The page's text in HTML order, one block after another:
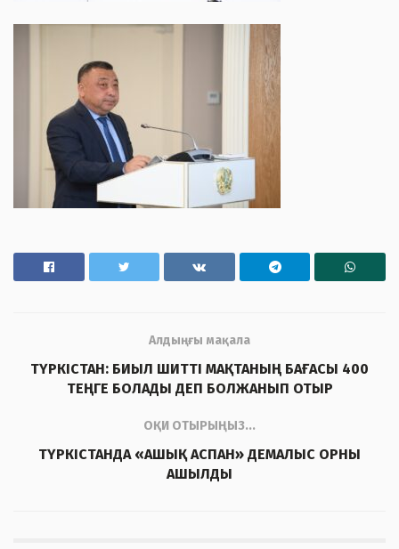
Алдыңғы мақала
ТҮРКІСТАН: БИЫЛ ШИТТІ МАҚТАНЫҢ БАҒАСЫ 400
ТЕҢГЕ БОЛАДЫ ДЕП БОЛЖАНЫП ОТЫР
ОҚИ ОТЫРЫҢЫЗ...
ТҮРКІСТАНДА «АШЫҚ АСПАН» ДЕМАЛЫС ОРНЫ
АШЫЛДЫ